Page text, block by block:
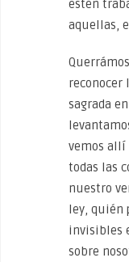
estén
aquellas,
reconocer
sagrada
vemos allí
todas las
nuestro
ley, quién
invisibles
sobre